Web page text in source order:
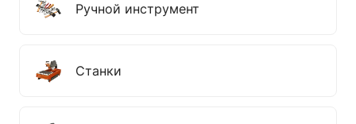
Ручной инструмент
Станки